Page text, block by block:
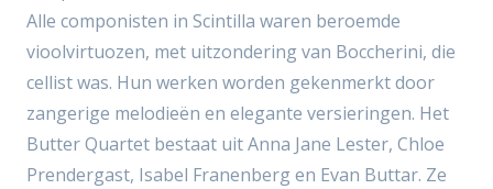
Alle componisten in Scintilla waren beroemde
vioolvirtuozen, met uitzondering van Boccherini, die
cellist was. Hun werken worden gekenmerkt door
zangerige melodieën en elegante versieringen. Het
Butter Quartet bestaat uit Anna Jane Lester, Chloe
Prendergast, Isabel Franenberg en Evan Buttar. Ze